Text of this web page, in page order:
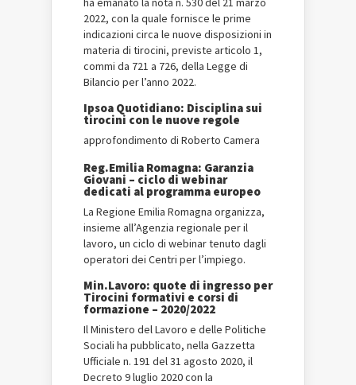
2022, con la quale fornisce le prime
indicazioni circa le nuove disposizioni in
materia di tirocini, previste articolo 1,
commi da 721 a 726, della Legge di
Bilancio per l’anno 2022.
Ipsoa Quotidiano: Disciplina sui
tirocini con le nuove regole
approfondimento di Roberto Camera
Reg.Emilia Romagna: Garanzia
Giovani – ciclo di webinar
dedicati al programma europeo
La Regione Emilia Romagna organizza,
insieme all’Agenzia regionale per il
lavoro, un ciclo di webinar tenuto dagli
operatori dei Centri per l’impiego.
Min.Lavoro: quote di ingresso per
Tirocini formativi e corsi di
formazione – 2020/2022
Il Ministero del Lavoro e delle Politiche
Sociali ha pubblicato, nella Gazzetta
Ufficiale n. 191 del 31 agosto 2020, il
Decreto 9 luglio 2020 con la